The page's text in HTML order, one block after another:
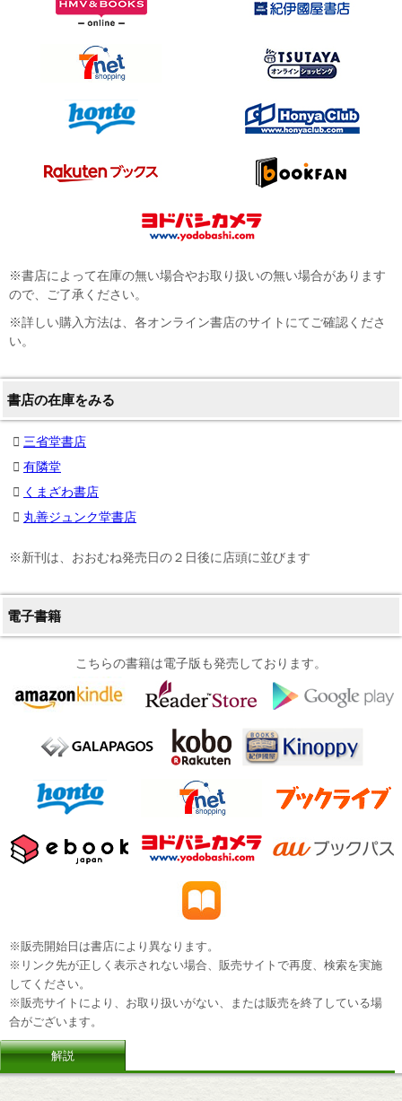
※書店によって在庫の無い場合やお取り扱いの無い場合があります
ので、ご了承ください。
※詳しい購入方法は、各オンライン書店のサイトにてご確認くださ
い。
書店の在庫をみる
三省堂書店
有隣堂
くまざわ書店
丸善ジュンク堂書店
※新刊は、おおむね発売日の２日後に店頭に並びます
電子書籍
こちらの書籍は電子版も発売しております。
※販売開始日は書店により異なります。
※リンク先が正しく表示されない場合、販売サイトで再度、検索を実施
してください。
※販売サイトにより、お取り扱いがない、または販売を終了している場
合がございます。
解説